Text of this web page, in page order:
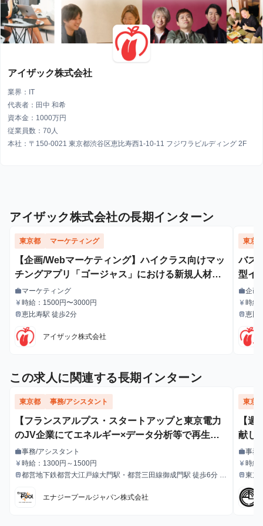
アイザック株式会社
業界：IT
代表者：田中 和希
資本金：1000万円
従業員数：70人
本社：〒150-0021 東京都渋谷区恵比寿西1-10-11 フジワラビルディング 2F
アイザック株式会社の長期インターン
東京都 マーケティング
【企画/Webマーケティング】ハイクラス向けマッ
チングアプリ「ゴージャス」における新規人材獲
得のためのWebマーケティング
職種
workマーケティング
給与
currency_yen時給：1500円〜3000円
最寄駅
train恵比寿駅 徒歩2分
アイザック株式会社
東京
バズ
型イ
職種
work企画
給与
currency_yen時給
最寄駅
train恵比
この求人に関連する長期インターン
東京都 事務/アシスタント
【フランスアルプス・スタートアップと東京電力
のJV企業にてエネルギー×データ分析等で再生可
能エネルギー主力電源化に挑む！】フィールドス
タッフ・アシスタントインターン募集 グロ
ーバル且つフラットな職場環境でのコミュニケー
ションスキルの向上機会も図ることができます 残
業ほぼなし／大手電力会社と提携／リモート勤務
職種
work事務/アシスタント
給与
currency_yen時給：1300円～1500円
最寄駅
train都営地下鉄都営大江戸線大門駅・都営三田線御成門駅 徒歩6分
エナジープールジャパン株式会社
東京
【
献し
職種
work事務
給与
currency_yen時給
最寄駅
train東京